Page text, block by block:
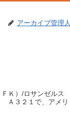
アーカイブ管理人
Ｋ）/ロサンゼルス
３２１で、アメリ